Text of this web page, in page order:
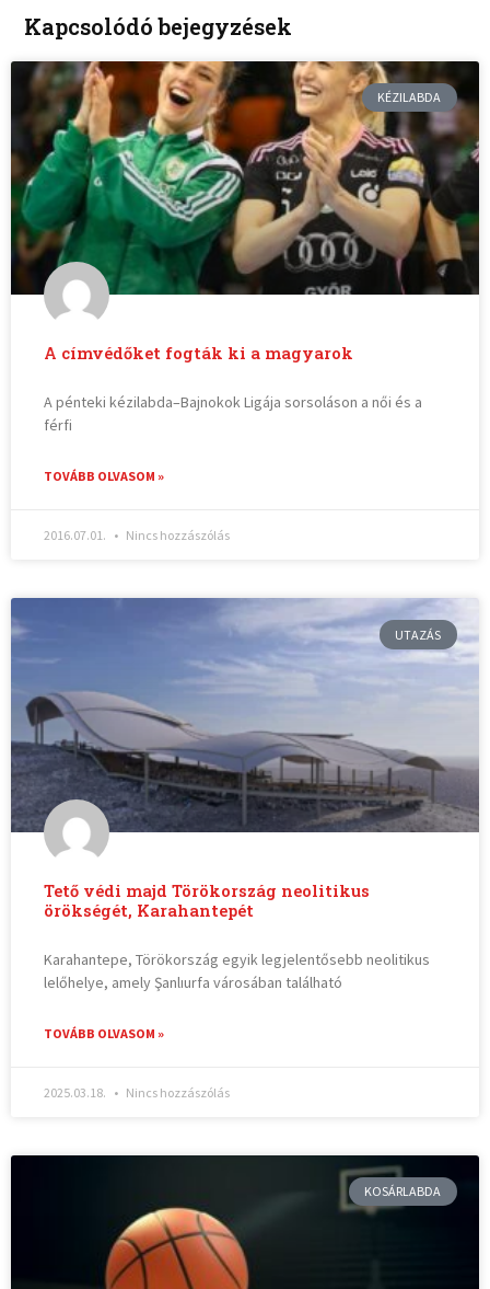
Kapcsolódó bejegyzések
KÉZILABDA
A címvédőket fogták ki a magyarok
A pénteki kézilabda–Bajnokok Ligája sorsoláson a női és a
férfi
TOVÁBB OLVASOM »
2016.07.01. Nincs hozzászólás
UTAZÁS
Tető védi majd Törökország neolitikus
örökségét, Karahantepét
Karahantepe, Törökország egyik legjelentősebb neolitikus
lelőhelye, amely Şanlıurfa városában található
TOVÁBB OLVASOM »
2025.03.18. Nincs hozzászólás
KOSÁRLABDA